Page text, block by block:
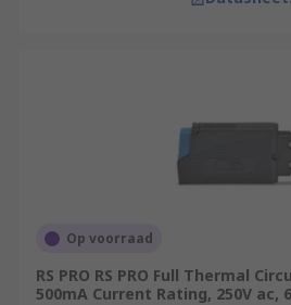
Op voorraad
RS PRO RS PRO Full Thermal
500mA Current Rating, 250V ac,